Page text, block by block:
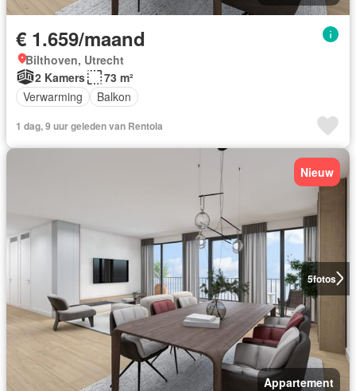
€ 1.659/maand
Bilthoven, Utrecht
2 Kamers
73 m²
Verwarming
Balkon
1 dag, 9 uur geleden van Rentola
5fotos
Nieuw
Appartement